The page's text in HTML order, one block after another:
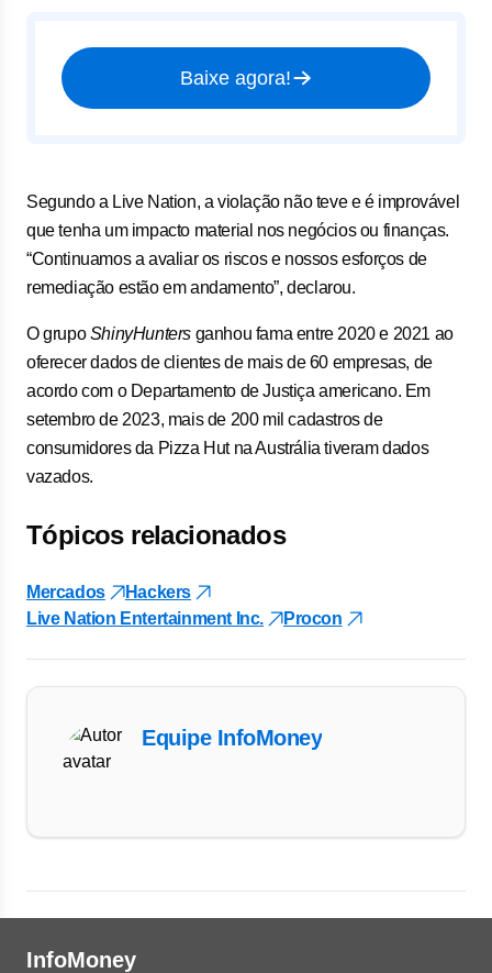
Baixe agora!
Segundo a Live Nation, a violação não teve e é improvável
que tenha um impacto material nos negócios ou finanças.
“Continuamos a avaliar os riscos e nossos esforços de
remediação estão em andamento”, declarou.
O grupoShinyHunters ganhou fama entre 2020 e 2021 ao
oferecer dados de clientes de mais de 60 empresas, de
acordo com o Departamento de Justiça americano. Em
setembro de 2023, mais de 200 mil cadastros de
consumidores da Pizza Hut na Austrália tiveram dados
vazados.
Tópicos relacionados
Mercados
Hackers
Live Nation Entertainment Inc.
Procon
Equipe InfoMoney
InfoMoney